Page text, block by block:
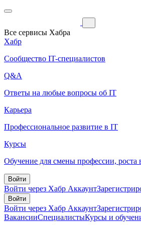
Все сервисы Хабра
Хабр
Сообщество IT-специалистов
Q&A
Ответы на любые вопросы об IT
Карьера
Профессиональное развитие в IT
Курсы
Обучение для смены профессии, роста
Войти
Войти через Хабр Аккаунт
Войти
Войти через Хабр Аккаунт
ВакансииСпециалистыКурсы и